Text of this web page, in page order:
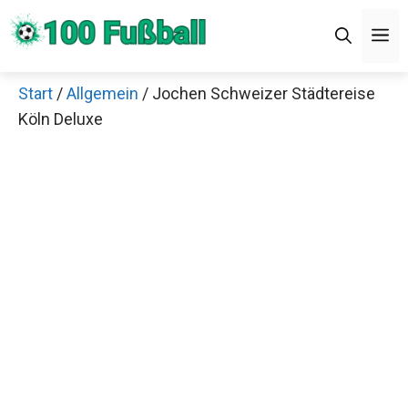
Zum
Inhalt
Start /Allgemein / Jochen Schweizer Städtereise
Köln Deluxe